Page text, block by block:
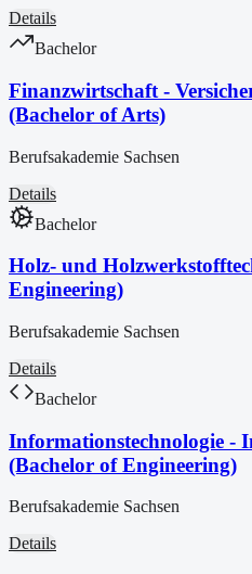
Details
Bachelor
Finanzwirtschaft -
(Bachelor of Arts)
Berufsakademie Sachsen
Details
Bachelor
Holz- und
Engineering)
Berufsakademie Sachsen
Details
Bachelor
Informationstechnologie -
(Bachelor of Engineering)
Berufsakademie Sachsen
Details